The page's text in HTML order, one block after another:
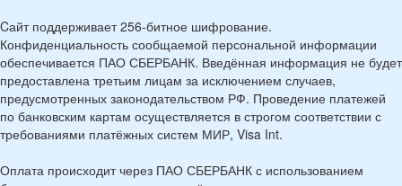
Cайт поддерживает 256-битное шифрование.
Конфиденциальность сообщаемой персональной информации
обеспечивается ПАО СБЕРБАНК. Введённая информация не будет
предоставлена третьим лицам за исключением случаев,
предусмотренных законодательством РФ. Проведение платежей
по банковским картам осуществляется в строгом соответствии с
требованиями платёжных систем МИР, Visa Int.
Оплата происходит через ПАО СБЕРБАНК с использованием